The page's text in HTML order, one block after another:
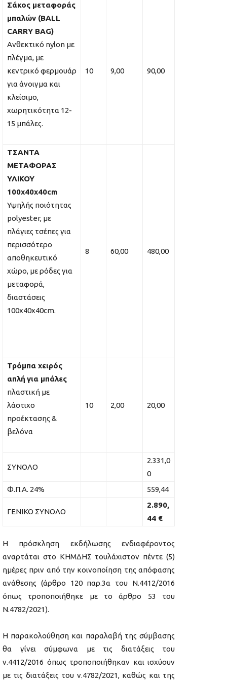
Σάκος μεταφοράς
μπαλών (BALL
CARRY BAG)
Ανθεκτικό nylon με
πλέγμα, με
κεντρικό φερμουάρ
για άνοιγμα και
κλείσιμο,
χωρητικότητα 12-
15 μπάλες.
10 9,00 90,00
ΤΣΑΝΤΑ
ΜΕΤΑΦΟΡΑΣ
ΥΛΙΚΟΥ
100x40x40cm
Υψηλής ποιότητας
polyester, με
πλάγιες τσέπες για
περισσότερο
αποθηκευτικό
χώρο, με ρόδες για
μεταφορά,
διαστάσεις
100x40x40cm.
8 60,00 480,00
Τρόμπα χειρός
απλή για μπάλες
πλαστική με
λάστιχο
προέκτασης &
βελόνα
10 2,00 20,00
ΣΥΝΟΛΟ
2.331,0
0
Φ.Π.Α. 24%
559,44
ΓΕΝΙΚΟ ΣΥΝΟΛΟ
2.890,
44 €
Η πρόσκληση εκδήλωσης ενδιαφέροντος
αναρτάται στο ΚΗΜΔΗΣ τουλάχιστον πέντε (5)
ημέρες πριν από την κοινοποίηση της απόφασης
ανάθεσης (άρθρο 120 παρ.3α του Ν.4412/2016
όπως τροποποιήθηκε με το άρθρο 53 του
Ν.4782/2021).
Η παρακολούθηση και παραλαβή της σύμβασης
θα γίνει σύμφωνα με τις διατάξεις του
ν.4412/2016 όπως τροποποιήθηκαν και ισχύουν
με τις διατάξεις του ν.4782/2021, καθώς και της